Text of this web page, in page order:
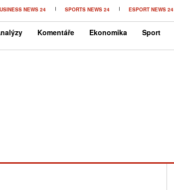
NEWS 24 SPORTS NEWS 24 ESPORT NEWS 24
Komentáře Ekonomika Sport